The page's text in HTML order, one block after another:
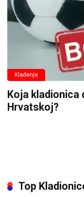
Klađenje
Koja kladionica
Hrvatskoj?
Top